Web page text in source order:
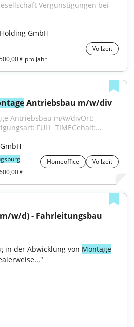
Vergünstigungen bei
Holding GmbH
Vollzeit
€ pro Jahr
Antriebsbau m/w/div
Antriebsbau m/w/divOrt:
FULL_TIMEGehalt:...
Homeoffice
Vollzeit
€
w/d) - Fahrleitungsbau
in der Abwicklung von Montage-